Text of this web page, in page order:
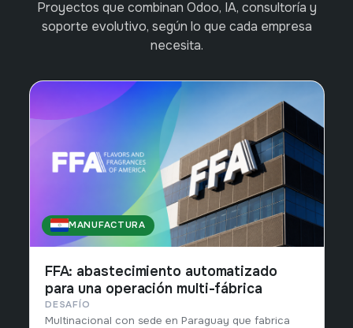
Proyectos que combinan Odoo, IA, consultoría y
soporte evolutivo, según lo que cada empresa
necesita.
PARAGUAY
MANUFACTURA
FFA: abastecimiento automatizado
para una operación multi-fábrica
DESAFÍO
Multinacional con sede en Paraguay que fabrica